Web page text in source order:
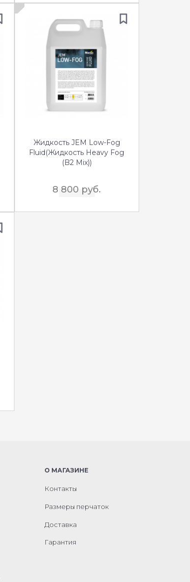
Жидкость JEM Low-Fog
Fluid(Жидкость Heavy Fog
(B2 Mix))
8 800 руб.
О МАГАЗИНЕ
Контакты
Размеры перчаток
Доставка
Гарантия